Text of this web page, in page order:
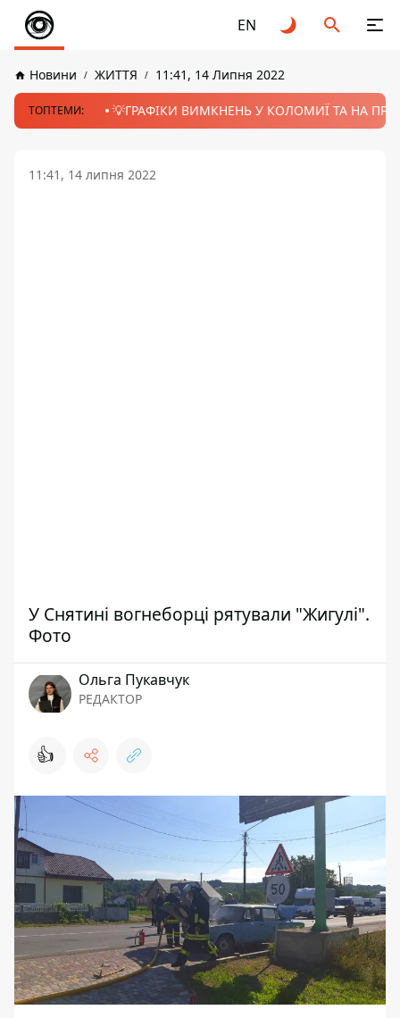
EN
Новини ЖИТТЯ 11:41, 14 Липня 2022
ТОПТЕМИ: 💡ГРАФІКИ ВИМКНЕНЬ У КОЛОМИЇ ТА НА
11:41, 14 липня 2022
У Снятині вогнеборці рятували "Жигулі".
Фото
Ольга Пукавчук
РЕДАКТОР
👍